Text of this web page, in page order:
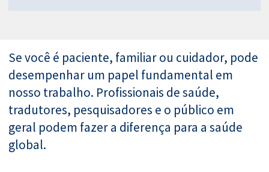
Se você é paciente, familiar ou cuidador, pode
desempenhar um papel fundamental em
nosso trabalho. Profissionais de saúde,
tradutores, pesquisadores e o público em
geral podem fazer a diferença para a saúde
global.